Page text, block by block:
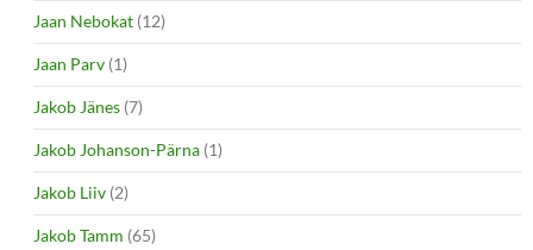
Jaan Nebokat (12)
Jaan Parv (1)
Jakob Jänes (7)
Jakob Johanson-Pärna (1)
Jakob Liiv (2)
Jakob Tamm (65)